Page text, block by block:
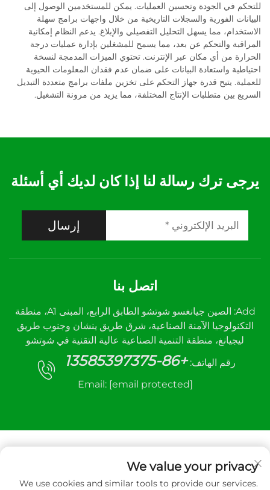
للتحكم في الجودة وتحسين العمليات. يمكن للمستخدمين الوصول إلى
البيانات الفورية والسجلات التاريخية من خلال واجهات برامج سهلة
الاستخدام، مما يسهل التحليل التفصيلي والإبلاغ. يدعم النظام إمكانية
المراقبة والتحكم عن بعد، مما يسمح للمشغلين بإدارة عمليات درجة
الحرارة من أي مكان عبر الإنترنت. تحتوي الميزات المدمجة لنسخة
احتياطية واستعادة البيانات على ضمان عدم فقدان المعلومات الحيوية
للعملية. يتيح قدرة جهاز التحكم على تخزين ملفات برامج متعددة التبديل
السريع بين متطلبات الإنتاج المختلفة، مما يزيد من مرونة التشغيل.
يرجى ترك رسالة لنا إذا كان لديك أي أسئلة
إرسال
اتصل بنا
Add: الصين جيانغسو شوتشو الطابق الرابع، المبنى A1، منطقة
التكنولوجيا الآمنة الصناعية، شرق طريق ينشان وجنوب طريق
ليجيانغ، منطقة التنمية الصناعية عالية التقنية في شوتشو
رقم الهاتف: +86-13585397375
Email: [email protected]
We value your privacy
We use cookies and similar tools to provide our services.